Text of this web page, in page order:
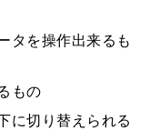
タを操作出来るも
もの
に切り替えられる